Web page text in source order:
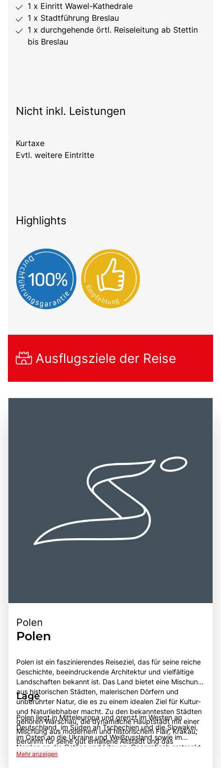
1 x Einritt Wawel-Kathedrale
1 x Stadtführung Breslau
1 x durchgehende örtl. Reiseleitung ab Stettin
bis Breslau
Nicht inkl. Leistungen
Kurtaxe
Evtl. weitere Eintritte
Highlights
Ausflugsziele der Reise
Polen
Polen
Polen ist ein faszinierendes Reiseziel, das für seine reiche
Geschichte, beeindruckende Architektur und vielfältige
Landschaften bekannt ist. Das Land bietet eine Mischung
aus historischen Städten, malerischen Dörfern und
unberührter Natur, die es zu einem idealen Ziel für Kultur-
und Naturliebhaber macht. Zu den bekanntesten Städten
gehören Warschau, die dynamische Hauptstadt mit einer
Mischung aus modernem und historischem Flair, Krakau,
berühmt für seine gut erhaltene Altstadt und das
beeindruckende Wawel-Schloss, sowie Danzig, eine
Lage
Polen liegt in Mitteleuropa und grenzt im Westen an
Deutschland, im Süden an Tschechien und die Slowakei,
im Osten an die Ukraine und Weißrussland sowie im
Norden an die Ostsee und Litauen. Geografisch erstreckt
sich das Land über eine Fläche von etwa 312.696
Mehr anzeigen